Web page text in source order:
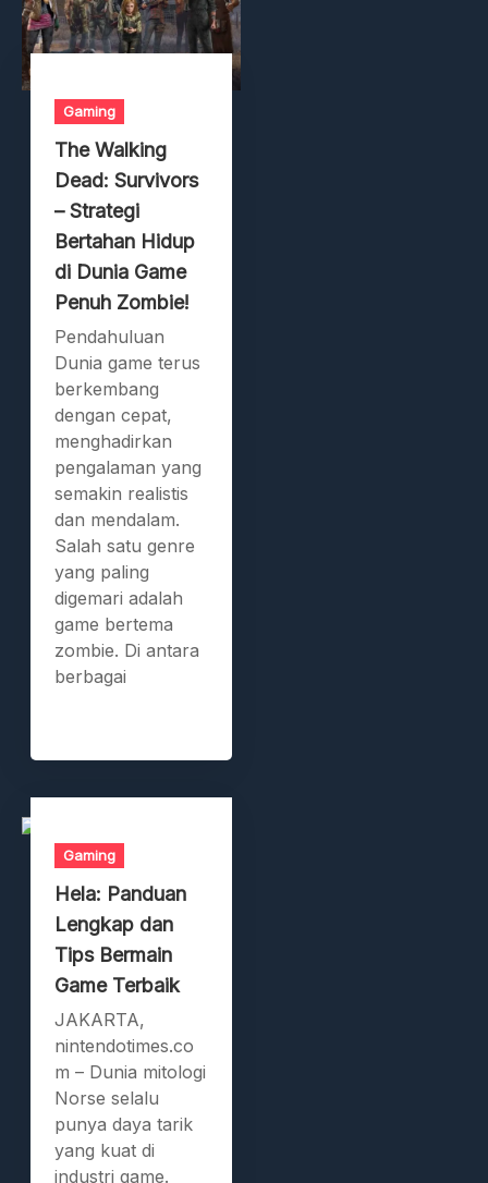
Gaming
The Walking
Dead: Survivors
– Strategi
Bertahan Hidup
di Dunia Game
Penuh Zombie!
Pendahuluan
Dunia game terus
berkembang
dengan cepat,
menghadirkan
pengalaman yang
semakin realistis
dan mendalam.
Salah satu genre
yang paling
digemari adalah
game bertema
zombie. Di antara
berbagai
Gaming
Hela: Panduan
Lengkap dan
Tips Bermain
Game Terbaik
JAKARTA,
nintendotimes.co
m – Dunia mitologi
Norse selalu
punya daya tarik
yang kuat di
industri game.